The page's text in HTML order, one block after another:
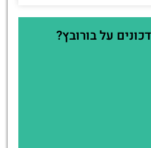
על בורובץ?